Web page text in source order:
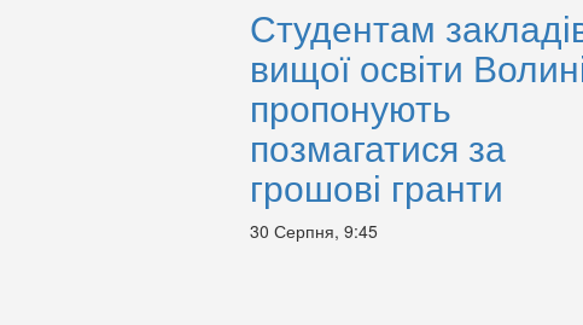
Студентам
вищої освіти
пропонують
позмагатися за
грошові гранти
30 Серпня, 9:45